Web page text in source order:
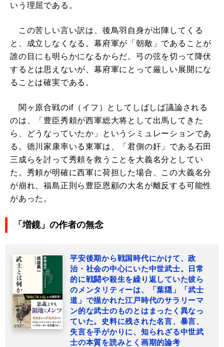
いう理屈である。
この苦しい言い訳は、後鳥羽自身が出陣してくる
と、成立しなくなる。幕府軍が「朝敵」であることが
誰の目にも明らかになるからだ。弓の弦を切って降伏
するとは思えないが、幕府軍にとって厳しい展開にな
ることは確実である。
関ヶ原合戦のif（イフ）としてしばしば議論される
のは、「豊臣秀頼が西軍総大将として出馬してきた
ら、どうなっていたか」というシミュレーションであ
る。徳川家康率いる東軍は、「君側の奸」である石田
三成らを討って秀頼を救うことを大義名分としてい
た。秀頼が明確に西軍に荷担した場合、この大義名分
が崩れ、福島正則ら豊臣恩顧の大名が離反する可能性
があった。
「増鏡」の作者の無念
平安後期から戦国時代にかけて、政
治・社会の中心にいた中世武士。日常
的に戦闘や殺生を繰り返していた彼ら
のメンタリティーは、「葉隠」「武士
道」で描かれた江戸時代のサラリーマ
ン的な武士のものとはまったく異なっ
ていた。史料に残された名言、暴言、
失言を手がかりに、知られざる中世武
士の本質を読みとく画期的論考